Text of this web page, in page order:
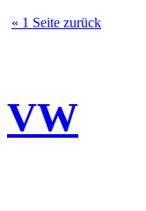
« 1 Seite zurück
VW